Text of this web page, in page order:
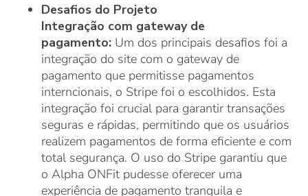
Desafios do Projeto
Integração com gateway de
pagamento: Um dos principais desafios foi a
integração do site com o gateway de
pagamento que permitisse pagamentos
interncionais, o Stripe foi o escolhidos. Esta
integração foi crucial para garantir transações
seguras e rápidas, permitindo que os usuários
realizem pagamentos de forma eficiente e com
total segurança. O uso do Stripe garantiu que
o Alpha ONFit pudesse oferecer uma
experiência de pagamento tranquila e